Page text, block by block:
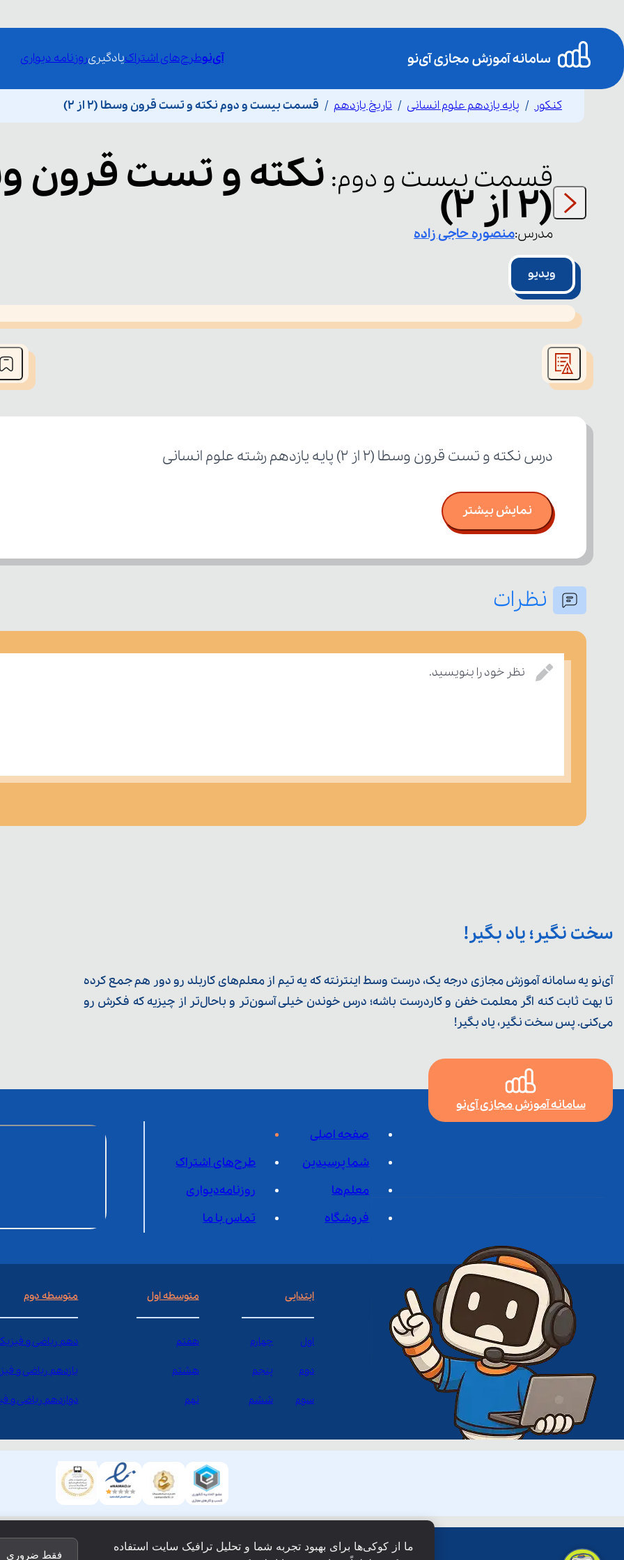
آی‌نوطرح‌های اشتراکیادگیریروزنامه دیواری
کنکور پایه یازدهم علوم انسانی تاریخ یازدهم قسمت بیست و دوم نکته و تست قرون وسطا (۲ از ۲)
قسمت بیست و دوم: نکته و تست قرون
(۲ از ۲)
مدرس:منصورهحاجی زاده
ویدیو
This
is
window.
درس نکته و تست قرون وسطا (۲ از ۲) پایه یازدهم رشته علوم انسانی
نمایش بیشتر
نظرات
نظر خود را بنویسید.
سخت نگیر؛ یاد بگیر!
آی‌نو یه سامانه آموزش مجازی درجه یک، درست وسط اینترنته که یه تیم از معلم‌‌های کاربلد رو دور هم جمع کرده
تا بهت ثابت کنه اگر معلمت خفن و کاردرست باشه؛ درس خوندن خیلی آسون‌تر و باحال‌تر از چیزیه که فکرش رو
می‌کنی. پس سخت نگیر، یاد بگیر!
سامانه آموزش مجازی آی‌نو
صفحه اصلی
شما پرسیدین
طرح‌های اشتراک
معلم‌ها
روزنامه‌دیواری
فروشگاه
تماس با ما
ابتدایی
اول چهارم
دوم پنجم
سوم ششم
متوسطه اول
هفتم
هشتم
نهم
متوسطه دوم
دهم ریاضی و
یازدهم ریاضی و
دوازدهم ریاضی و
ما از کوکی‌ها برای بهبود تجربه شما و تحلیل ترافیک سایت استفاده
فقط ضروری